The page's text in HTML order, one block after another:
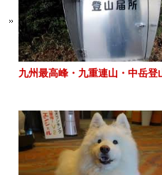
九州最高峰・九重連山・中岳登